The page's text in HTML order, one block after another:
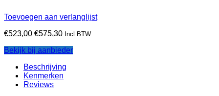
Toevoegen aan verlanglijst
€523,00 €575,30 Incl.BTW
Bekijk bij aanbieder
Beschrijving
Kenmerken
Reviews